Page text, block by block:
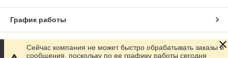
График работы
Полная версия сайта
Сейчас компания не может быстро обрабатывать заказы и
сообщения, поскольку по ее графику работы сегодня